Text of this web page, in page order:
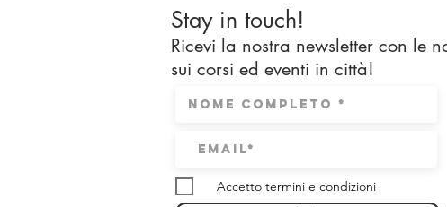
Stay in touch!
Ricevi la nostra newsletter con le
sui corsi ed eventi in città!
Accetto termini e condizioni